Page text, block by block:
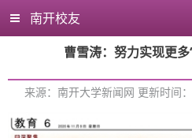
南开校友
曹雪涛：努力实现更
来源：南开大学新闻网 更新时间